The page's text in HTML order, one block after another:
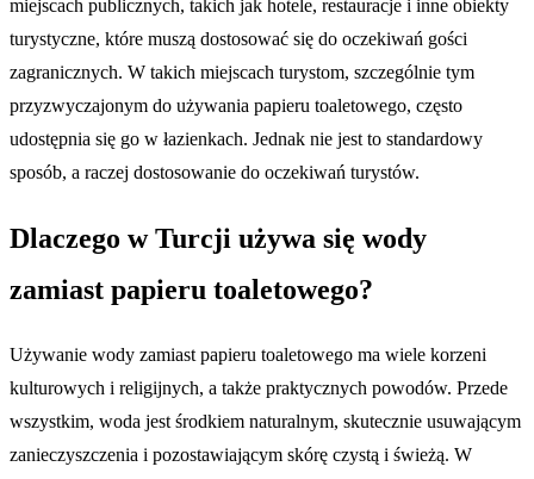
miejscach publicznych, takich jak hotele, restauracje i inne obiekty
turystyczne, które muszą dostosować się do oczekiwań gości
zagranicznych. W takich miejscach turystom, szczególnie tym
przyzwyczajonym do używania papieru toaletowego, często
udostępnia się go w łazienkach. Jednak nie jest to standardowy
sposób, a raczej dostosowanie do oczekiwań turystów.
Dlaczego w Turcji używa się wody
zamiast papieru toaletowego?
Używanie wody zamiast papieru toaletowego ma wiele korzeni
kulturowych i religijnych, a także praktycznych powodów. Przede
wszystkim, woda jest środkiem naturalnym, skutecznie usuwającym
zanieczyszczenia i pozostawiającym skórę czystą i świeżą. W